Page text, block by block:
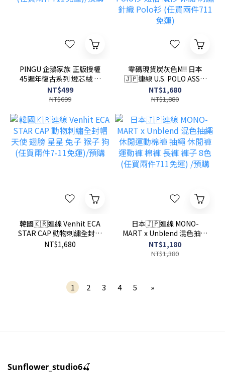
PINGU 企鵝家族 正版授權
45週年復古系列 燈芯絨 耳
機包 收納包 鑰匙圈 吊飾
(任買兩件711免運)/預購
NT$499
NT$699
零碼現貨炭灰色M!! 日本
🇯🇵連線 U.S. POLO ASSN.
× GeeRA 襯衫領疊層針織
Polo衫 短袖 襯衫 休閒 刺繡
免運)
NT$1,680
NT$1,880
韓國🇰🇷連線 Venhit ECA
STAR CAP 動物刺繡全封帽
天使 翅膀 星星 兔子 猴子 狗
NT$1,680
日本🇯🇵連線 MONO-
MART x Unblend 混色抽繩
休閒運動棉褲 抽繩 休閒褲
運動褲 棉褲 長褲 褲子 8色
NT$1,180
NT$1,380
1 2 3 4 5 »
Sunflower_studio6🍒